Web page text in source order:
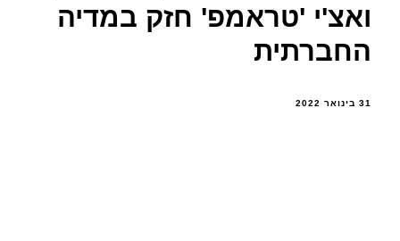
ואצ'י 'טראמפ' חזק במדיה
החברתית
31 בינואר 2022